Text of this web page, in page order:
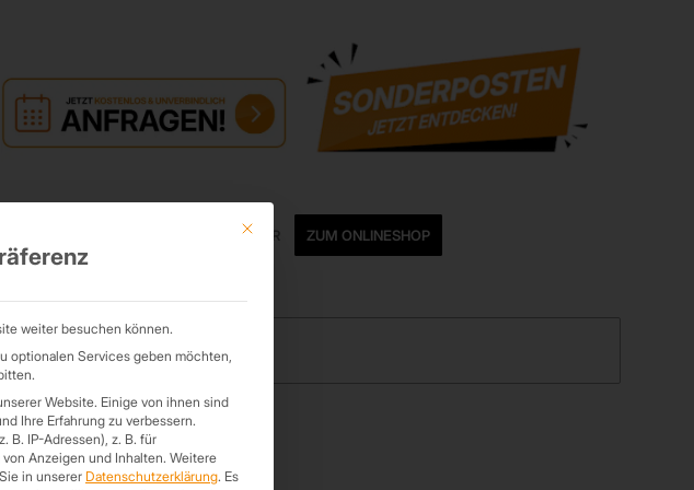
ZUBEHÖR ZUM ONLINESHOP
Mit diesem Button wird der Dialog geschlossen. Seine Funktionalität ist
weiter besuchen können.
optionalen Services geben möchten,
Website. Einige von ihnen sind
Ihre Erfahrung zu verbessern.
B. IP-Adressen), z. B. für
Anzeigen und Inhalten. Weitere
in unserer Datenschutzerklärung. Es